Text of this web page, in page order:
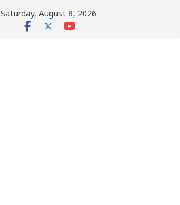
Saturday, August 8, 2026